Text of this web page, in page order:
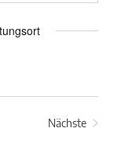
Nächste